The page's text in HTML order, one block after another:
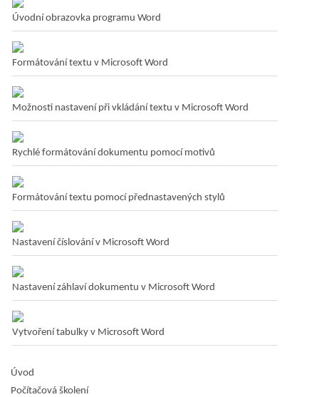
Úvodní obrazovka programu Word
Formátování textu v Microsoft Word
Možnosti nastavení při vkládání textu v Microsoft Word
Rychlé formátování dokumentu pomocí motivů
Formátování textu pomocí přednastavených stylů
Nastavení číslování v Microsoft Word
Nastavení záhlaví dokumentu v Microsoft Word
Vytvoření tabulky v Microsoft Word
Úvod
Počítačová školení